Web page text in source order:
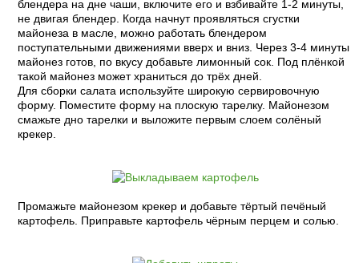
блендера на дне чаши, включите его и взбивайте 1-2 минуты,
не двигая блендер. Когда начнут проявляться сгустки
майонеза в масле, можно работать блендером
поступательными движениями вверх и вниз. Через 3-4 минуты
майонез готов, по вкусу добавьте лимонный сок. Под плёнкой
такой майонез может храниться до трёх дней.
Для сборки салата используйте широкую сервировочную
форму. Поместите форму на плоскую тарелку. Майонезом
смажьте дно тарелки и выложите первым слоем солёный
крекер.
Промажьте майонезом крекер и добавьте тёртый печёный
картофель. Приправьте картофель чёрным перцем и солью.